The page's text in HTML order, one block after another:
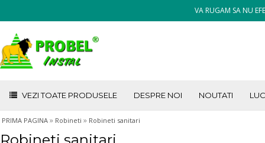
VA RUGAM SA NU
VEZI TOATE PRODUSELE DESPRE NOI NOUTATI
PRIMA PAGINA » Robineti » Robineti sanitari